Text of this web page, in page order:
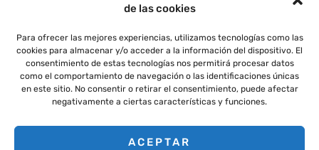
de las cookies
Para ofrecer las mejores experiencias, utilizamos tecnologías como las
cookies para almacenar y/o acceder a la información del dispositivo. El
consentimiento de estas tecnologías nos permitirá procesar datos
como el comportamiento de navegación o las identificaciones únicas
en este sitio. No consentir o retirar el consentimiento, puede afectar
negativamente a ciertas características y funciones.
ACEPTAR